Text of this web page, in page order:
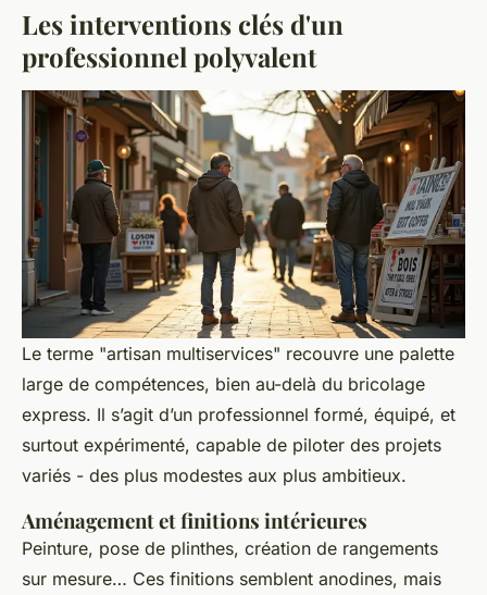
Les interventions clés d'un
professionnel polyvalent
Le terme "artisan multiservices" recouvre une palette
large de compétences, bien au-delà du bricolage
express. Il s’agit d’un professionnel formé, équipé, et
surtout expérimenté, capable de piloter des projets
variés - des plus modestes aux plus ambitieux.
Aménagement et finitions intérieures
Peinture, pose de plinthes, création de rangements
sur mesure… Ces finitions semblent anodines, mais